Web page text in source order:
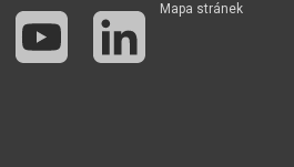
Mapa stránek